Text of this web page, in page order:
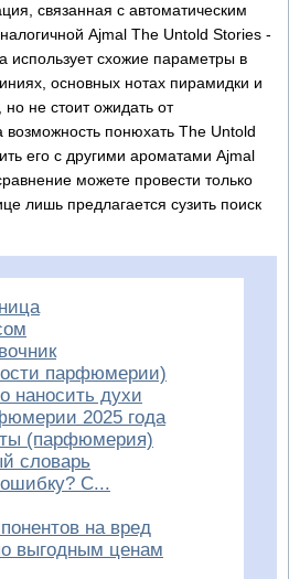
связанная с автоматическим
Ajmal The Untold Stories -
использует схожие параметры в
основных нотах пирамидки и
но не стоит ожидать от
возможность понюхать The Untold
его с другими ароматами Ajmal
можете провести только
лишь предлагается сузить поиск
парфюмерии)
наносить духи
2025 года
(парфюмерия)
словарь
С...
на вред
выгодным ценам